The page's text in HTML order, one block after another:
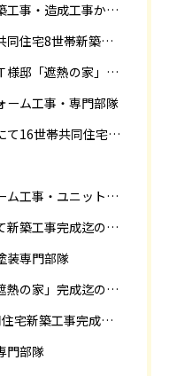
工事から住宅完成までの紹介
新築工事完成迄の紹介です。
遮熱の家」工事状況
ーム工事・専門部隊
宅新築工事完成迄の紹介です。
・ユニットバス専門部隊
築工事完成迄の紹介
装専門部隊
家」完成迄の紹介です
築工事完成迄の紹介
門部隊